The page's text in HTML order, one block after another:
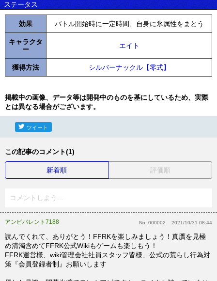
ステータス
効果 バトル開始時に一定時間、自身に氷属性をまとう
キャラクタ
ー
エイト
獲得方法 シルバーナックル【零式】
掲載中の画像、データ等は開発中のものを基にしているため、実際
とは異なる場合がございます。
ツイート
この記事のコメント(1)
新着順 評価順
コメントしよう...
アンビバレント7188 No: 000002 2021/10/31 08:44
読んでくれて、ありがとう！FFRKを楽しみましょう！真贋を見極
め清濁含めてFFRK公式Wikiもゲームも楽しもう！
FFRK運営様、wiki管理会社社員スタッフ皆様、公式の荒らし行為対
策『会員登録者制』お願いします